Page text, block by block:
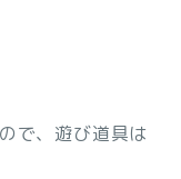
で、遊び道具は